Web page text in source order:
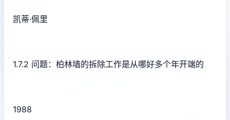
凯蒂·佩里
1.7.2 问题：柏林墙的拆除工作是从哪好多个年开端的
1988